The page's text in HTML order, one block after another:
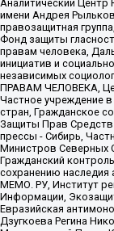
Аналитический
имени Андрея
правозащитная
Фонд защиты
правам человека,
инициатив и
независимых
ПРАВАМ ЧЕЛОВЕКА,
Частное учреждение
стран, Гражданское
Защиты Прав
прессы - Сибирь,
Министров Северных
Гражданский
сохранению наследия
МЕМО. РУ, Институт
Информации,
Евразийская
Дзугкоева Регина